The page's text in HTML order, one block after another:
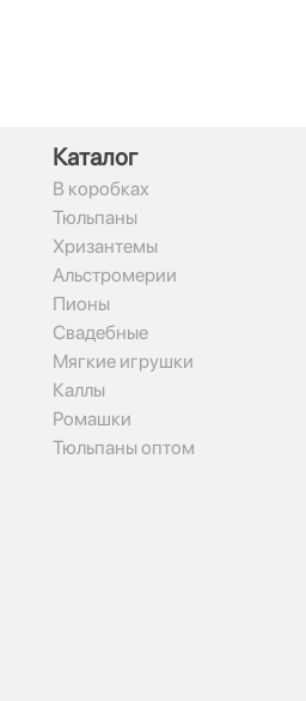
Каталог
В коробках
Тюльпаны
Хризантемы
Альстромерии
Пионы
Свадебные
Мягкие игрушки
Каллы
Ромашки
Тюльпаны оптом